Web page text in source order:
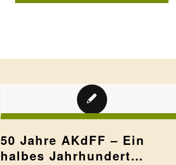
50 Jahre AKdFF – Ein
halbes Jahrhundert